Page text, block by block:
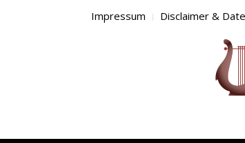
Impressum Disclaimer &